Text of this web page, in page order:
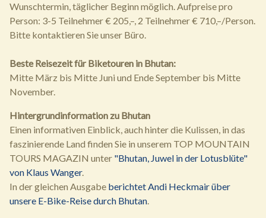
Wunschtermin, täglicher Beginn möglich. Aufpreise pro
Person: 3-5 Teilnehmer € 205,–, 2 Teilnehmer € 710,–/Person.
Bitte kontaktieren Sie unser Büro.
Beste Reisezeit für Biketouren in Bhutan:
Mitte März bis Mitte Juni und Ende September bis Mitte
November.
Hintergrundinformation zu Bhutan
Einen informativen Einblick, auch hinter die Kulissen, in das
faszinierende Land finden Sie in unserem TOP MOUNTAIN
TOURS MAGAZIN unter "Bhutan, Juwel in der Lotusblüte"
von Klaus Wanger.
In der gleichen Ausgabe berichtet Andi Heckmair über
unsere E-Bike-Reise durch Bhutan.